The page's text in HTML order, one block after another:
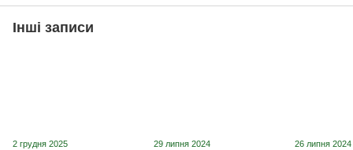
Інші записи
2 грудня 2025 29 липня 2024 26 липня 2024